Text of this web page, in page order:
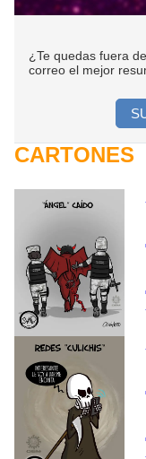
¿Te quedas fuera
correo el mejor
CARTONES